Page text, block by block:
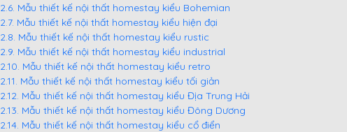
2.6. Mẫu thiết kế nội thất homestay kiểu Bohemian
2.7. Mẫu thiết kế nội thất homestay kiểu hiện đại
2.8. Mẫu thiết kế nội thất homestay kiểu rustic
2.9. Mẫu thiết kế nội thất homestay kiểu industrial
2.10. Mẫu thiết kế nội thất homestay kiểu retro
2.11. Mẫu thiết kế nội thất homestay kiểu tối giản
2.12. Mẫu thiết kế nội thất homestay kiểu Địa Trung Hải
2.13. Mẫu thiết kế nội thất homestay kiểu Đông Dương
2.14. Mẫu thiết kế nội thất homestay kiểu cổ điển